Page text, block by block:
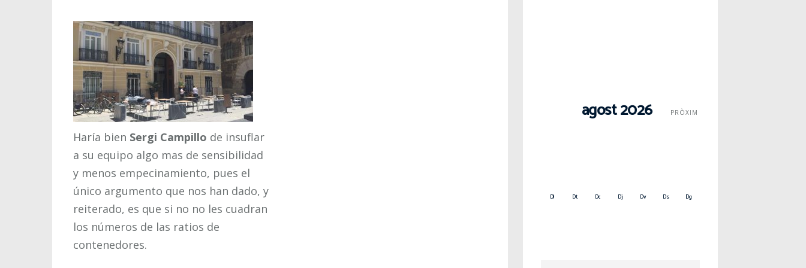
Haría bien Sergi Campillo de insuflar
a su equipo algo mas de sensibilidad
y menos empecinamiento, pues el
único argumento que nos han dado, y
reiterado, es que si no no les cuadran
los números de las ratios de
contenedores.
agost 2026 PRÒXIM
Dl Dt Dc Dj Dv Ds Dg